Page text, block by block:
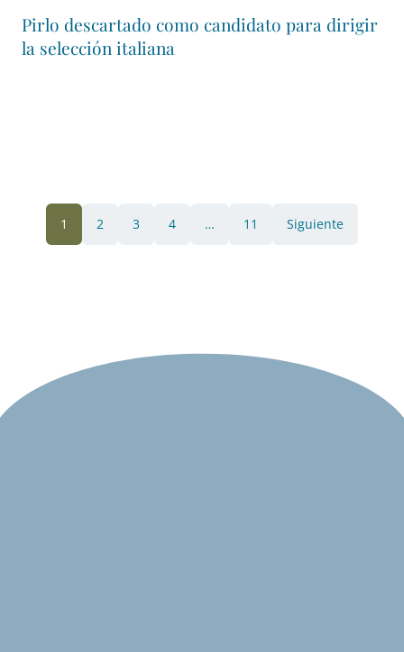
Pirlo descartado como candidato para dirigir
la selección italiana
1 2 3 4 … 11 Siguiente